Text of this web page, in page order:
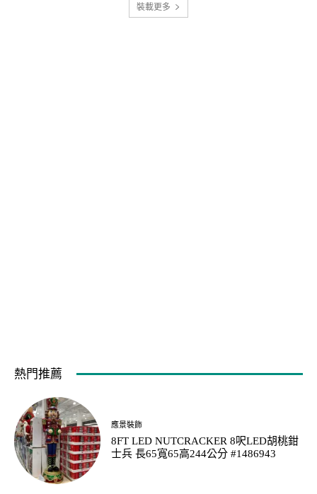
裝載更多
熱門推薦
應景裝飾
8FT LED NUTCRACKER 8呎LED胡桃鉗
士兵 長65寬65高244公分 #1486943